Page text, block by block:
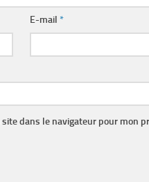
E-mail*
dans le navigateur pour mon